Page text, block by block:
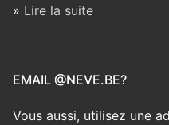
» Lire la suite
EMAIL @NEVE.BE?
Vous aussi, utilisez une